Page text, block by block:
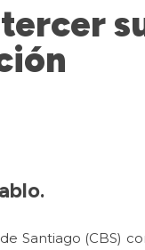
Santiago (CBS)